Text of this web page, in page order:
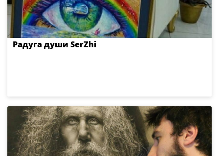
Радуга души SerZhi